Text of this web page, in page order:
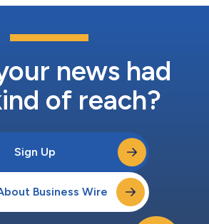
news had
of reach?
Sign Up
Business Wire